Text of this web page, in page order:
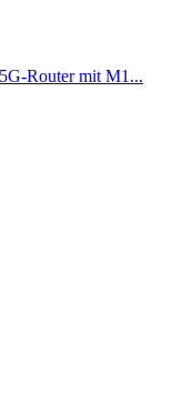
Router mit M1...